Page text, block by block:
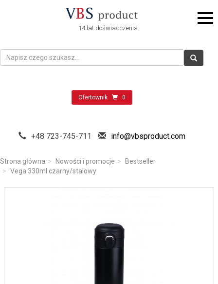
14 lat doświadczenia
Ofertownik 0
+48 723-745-711 info@vbsproduct.com
Strona główna Nowości i promocje
Bestseller
Vega 330ml czarny/stalowy